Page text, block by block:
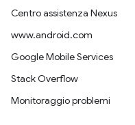
Centro assistenza Nexus
www.android.com
Google Mobile Services
Stack Overflow
Monitoraggio problemi